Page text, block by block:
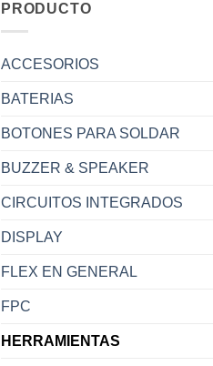
PRODUCTO
ACCESORIOS
BATERIAS
BOTONES PARA SOLDAR
BUZZER & SPEAKER
CIRCUITOS INTEGRADOS
DISPLAY
FLEX EN GENERAL
FPC
HERRAMIENTAS